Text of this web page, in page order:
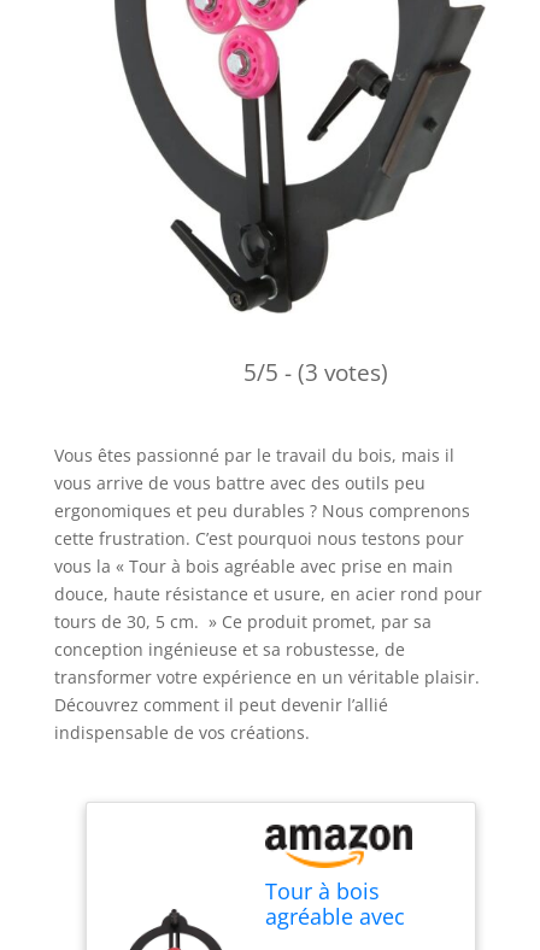
5/5 - (3 votes)
Vous êtes passionné par le travail du bois, mais il
vous arrive de vous battre avec des outils peu
ergonomiques et peu durables ? Nous comprenons
cette frustration. C’est pourquoi nous testons pour
vous la « Tour à bois agréable avec prise en main
douce, haute résistance et usure, en acier rond pour
tours de 30, 5 cm. » Ce produit promet, par sa
conception ingénieuse et sa robustesse, de
transformer votre expérience en un véritable plaisir.
Découvrez comment il peut devenir l’allié
indispensable de vos créations.
Tour à bois
agréable avec